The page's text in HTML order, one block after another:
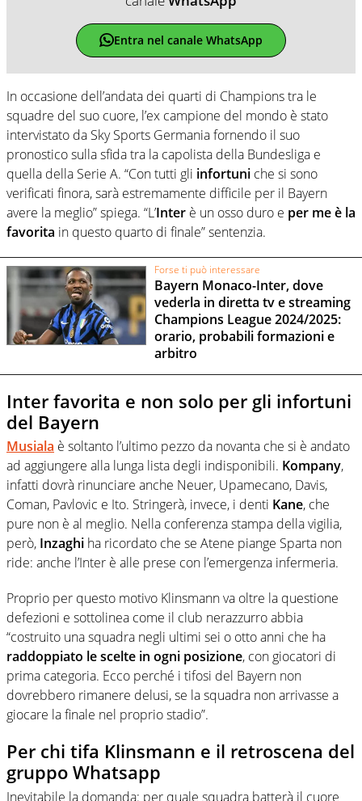
Entra nel canale WhatsApp
In occasione dell’andata dei quarti di Champions tra le
squadre del suo cuore, l’ex campione del mondo è stato
intervistato da Sky Sports Germania fornendo il suo
pronostico sulla sfida tra la capolista della Bundesliga e
quella della Serie A. “Con tutti gli infortuni che si sono
verificati finora, sarà estremamente difficile per il Bayern
avere la meglio” spiega. “L’Inter è un osso duro e per me è la
favorita in questo quarto di finale” sentenzia.
Forse ti può interessare
Bayern Monaco-Inter, dove
vederla in diretta tv e streaming
Champions League 2024/2025:
orario, probabili formazioni e
arbitro
Inter favorita e non solo per gli infortuni
del Bayern
Musiala è soltanto l’ultimo pezzo da novanta che si è andato
ad aggiungere alla lunga lista degli indisponibili. Kompany,
infatti dovrà rinunciare anche Neuer, Upamecano, Davis,
Coman, Pavlovic e Ito. Stringerà, invece, i denti Kane, che
pure non è al meglio. Nella conferenza stampa della vigilia,
però, Inzaghi ha ricordato che se Atene piange Sparta non
ride: anche l’Inter è alle prese con l’emergenza infermeria.
Proprio per questo motivo Klinsmann va oltre la questione
defezioni e sottolinea come il club nerazzurro abbia
“costruito una squadra negli ultimi sei o otto anni che ha
raddoppiato le scelte in ogni posizione, con giocatori di
prima categoria. Ecco perché i tifosi del Bayern non
dovrebbero rimanere delusi, se la squadra non arrivasse a
giocare la finale nel proprio stadio”.
Per chi tifa Klinsmann e il retroscena del
gruppo Whatsapp
Inevitabile la domanda: per quale squadra batterà il cuore